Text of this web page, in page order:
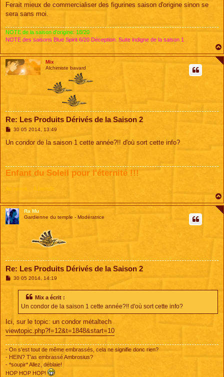
Ferait mieux de commercialiser des figurines saison d'origine sinon se
sera sans moi.
NOTE de la saison d'origine: 18/20
NOTE des saisons Blue Spirit 6/20 Déception. Suite indigne de la saison 1
Mix
Alchimiste bavard
Re: Les Produits Dérivés de la Saison 2
M
s
30 05 2014, 13:49
Un condor de la saison 1 cette année?!! d'où sort cette info?
Enfant du Soleil pour l'éternité !!!
Au revoir... À bientôt.
Ra Mu
Gardienne du temple - Modératrice
Re: Les Produits Dérivés de la Saison 2
M30 05 2014, 14:19
Mix a écrit :
Un condor de la saison 1 cette année?!! d'où sort cette info?
Ici, sur le topic: un condor métaltech
viewtopic.php?f=12&t=1848&start=10
- On s'est tout de même embrassés, cela ne signifie donc rien?
- HEIN? T'as embrassé Ambrosius?
- *soupir* Allez, déblaie!
HOP HOP HOP!